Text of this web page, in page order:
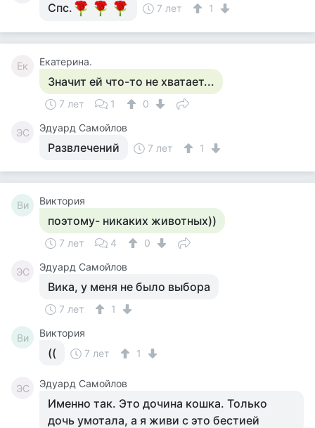
Спс. 7 лет 1
Ек Екатерина.
Значит ей что-то не хватает...
7 лет 1 0
ЭС Эдуард Самойлов
Развлечений 7 лет 1
Ви Виктория
поэтому- никаких животных))
7 лет 4 0
ЭС Эдуард Самойлов
Вика, у меня не было выбора
7 лет 1
Ви Виктория
(( 7 лет 1
ЭС Эдуард Самойлов
Именно так. Это дочина кошка. Только
дочь умотала, а я живи с это бестией